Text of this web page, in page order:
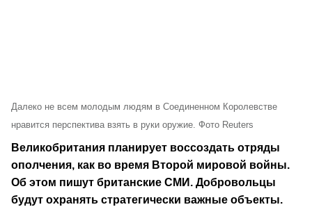
Далеко не всем молодым людям в Соединенном Королевстве
нравится перспектива взять в руки оружие. Фото Reuters
Великобритания планирует воссоздать отряды
ополчения, как во время Второй мировой войны.
Об этом пишут британские СМИ. Добровольцы
будут охранять стратегически важные объекты.